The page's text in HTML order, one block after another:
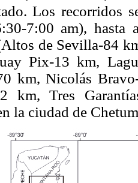
Los recorridos
7:00 am), hasta
de Sevilla-84
Pix-13 km,
km, Nicolás
km, Tres
la ciudad de